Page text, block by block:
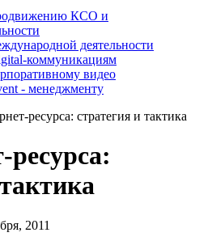
КСО и
деятельности
коммуникациям
видео
- менеджменту
ресурса: стратегия и тактика
ресурса:
, 2011